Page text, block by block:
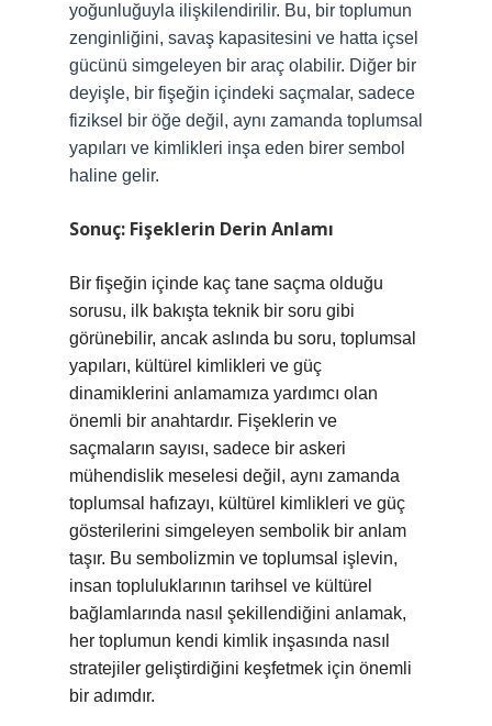
yoğunluğuyla ilişkilendirilir. Bu, bir toplumun
zenginliğini, savaş kapasitesini ve hatta içsel
gücünü simgeleyen bir araç olabilir. Diğer bir
deyişle, bir fişeğin içindeki saçmalar, sadece
fiziksel bir öğe değil, aynı zamanda toplumsal
yapıları ve kimlikleri inşa eden birer sembol
haline gelir.
Sonuç: Fişeklerin Derin Anlamı
Bir fişeğin içinde kaç tane saçma olduğu
sorusu, ilk bakışta teknik bir soru gibi
görünebilir, ancak aslında bu soru, toplumsal
yapıları, kültürel kimlikleri ve güç
dinamiklerini anlamamıza yardımcı olan
önemli bir anahtardır. Fişeklerin ve
saçmaların sayısı, sadece bir askeri
mühendislik meselesi değil, aynı zamanda
toplumsal hafızayı, kültürel kimlikleri ve güç
gösterilerini simgeleyen sembolik bir anlam
taşır. Bu sembolizmin ve toplumsal işlevin,
insan topluluklarının tarihsel ve kültürel
bağlamlarında nasıl şekillendiğini anlamak,
her toplumun kendi kimlik inşasında nasıl
stratejiler geliştirdiğini keşfetmek için önemli
bir adımdır.